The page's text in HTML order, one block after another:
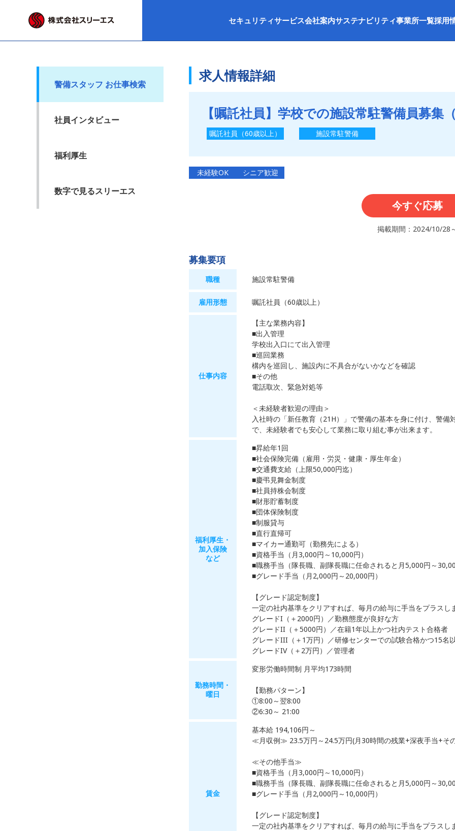
セキュリティサービス会社案内サステナビリティ事業所一覧採用
警備スタッフ お仕事検索
社員インタビュー
福利厚生
数字で見るスリーエス
求人情報詳細
【嘱託社員】学校での施設常駐警備員募集
嘱託社員（60歳以上） 施設常駐警備
未経験OK シニア歓迎
今すぐ応募
掲載期間：2024/10/28
募集要項
職種 施設常駐警備
雇用形態 嘱託社員（60歳以上）
仕事内容
【主な業務内容】
■出入管理
学校出入口にて出入管理
■巡回業務
構内を巡回し、施設内に不具合がないかなどを確認
■その他
電話取次、緊急対処等
＜未経験者歓迎の理由＞
入社時の「新任教育（21H）」で警備の基本を身に付け、警
で、未経験者でも安心して業務に取り組む事が出来ます。
福利厚生・
加入保険
など
■昇給年1回
■社会保険完備（雇用・労災・健康・厚生年金）
■交通費支給（上限50,000円迄）
■慶弔見舞金制度
■社員持株会制度
■財形貯蓄制度
■団体保険制度
■制服貸与
■直行直帰可
■マイカー通勤可（勤務先による）
■資格手当（月3,000円～10,000円）
■職務手当（隊長職、副隊長職に任命されると月5,000円～
■グレード手当（月2,000円～20,000円）
【グレード認定制度】
一定の社内基準をクリアすれば、毎月の給与に手当をプラスし
グレードI（＋2000円）／勤務態度が良好な方
グレードII（＋5000円）／在籍1年以上かつ社内テスト合格者
グレードIII（＋1万円）／研修センターでの試験合格かつ15名
グレードIV（＋2万円）／管理者
勤務時間・
曜日
変形労働時間制 月平均173時間
【勤務パターン】
①8:00～翌8:00
②6:30～ 21:00
賃金
基本給 194,106円～
≪月収例≫ 23.5万円～24.5万円(月30時間の残業+深夜手当+そ
≪その他手当≫
■資格手当（月3,000円～10,000円）
■職務手当（隊長職、副隊長職に任命されると月5,000円～
■グレード手当（月2,000円～10,000円）
【グレード認定制度】
一定の社内基準をクリアすれば、毎月の給与に手当をプラスし